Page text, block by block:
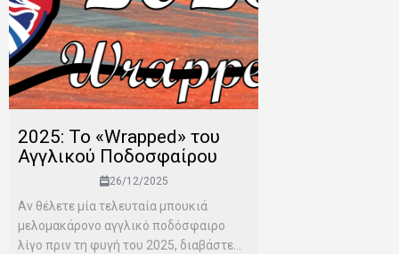
2025: Το «Wrapped» του
Αγγλικού Ποδοσφαίρου
26/12/2025
Αν θέλετε μία τελευταία μπουκιά
μελομακάρονο αγγλικό ποδόσφαιρο
λίγο πριν τη φυγή του 2025, διαβάστε...